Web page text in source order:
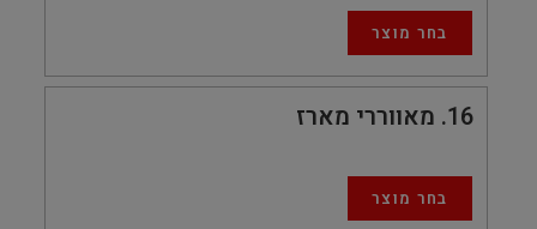
בחר מוצר
16 מאווררי מארז
בחר מוצר